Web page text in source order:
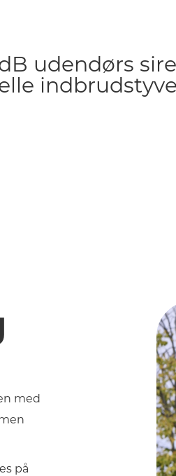
udendørs
med
på